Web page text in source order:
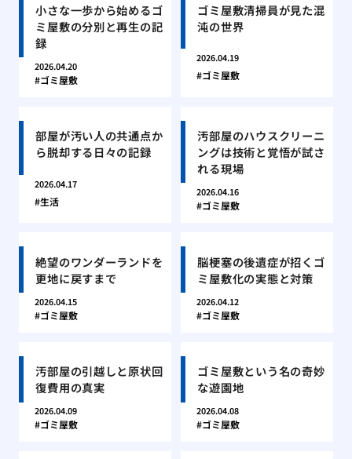
小さな一歩から始めるゴ
ミ屋敷の分別と再生の記
録
2026.04.20
ゴミ屋敷
ゴミ屋敷清掃員が見た混
沌の世界
2026.04.19
ゴミ屋敷
部屋が汚い人の共通点か
ら脱却する日々の記録
2026.04.17
生活
汚部屋のハウスクリーニ
ングは技術と覚悟が試さ
れる現場
2026.04.16
ゴミ屋敷
絶望のワンダーランドを
更地に戻すまで
2026.04.15
ゴミ屋敷
脳梗塞の後遺症が招くゴ
ミ屋敷化の実態と対策
2026.04.12
ゴミ屋敷
汚部屋の引越しと原状回
復費用の真実
2026.04.09
ゴミ屋敷
ゴミ屋敷という名の奇妙
な遊園地
2026.04.08
ゴミ屋敷